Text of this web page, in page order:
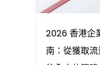
2026 香港企
南：從獲取